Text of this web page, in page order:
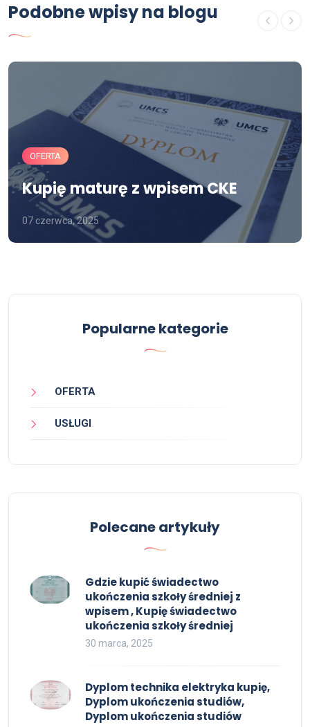
Podobne wpisy na blogu
OFERTA
Kupię maturę z wpisem CKE
07 czerwca, 2025
Popularne kategorie
OFERTA
USŁUGI
Polecane artykuły
Gdzie kupić świadectwo
ukończenia szkoły średniej z
wpisem , Kupię świadectwo
ukończenia szkoły średniej
30 marca, 2025
Dyplom technika elektryka kupię,
Dyplom ukończenia studiów,
Dyplom ukończenia studiów